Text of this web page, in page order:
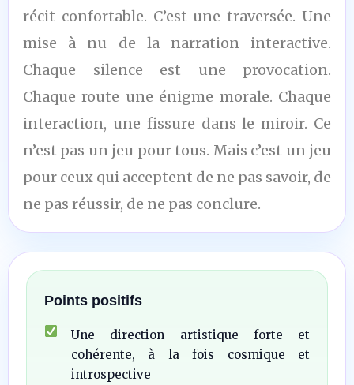
récit confortable. C’est une traversée. Une
mise à nu de la narration interactive.
Chaque silence est une provocation.
Chaque route une énigme morale. Chaque
interaction, une fissure dans le miroir. Ce
n’est pas un jeu pour tous. Mais c’est un jeu
pour ceux qui acceptent de ne pas savoir, de
ne pas réussir, de ne pas conclure.
Points positifs
Une direction artistique forte et
cohérente, à la fois cosmique et
introspective